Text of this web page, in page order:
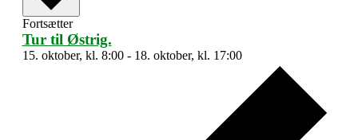
Fortsætter
Tur til Østrig.
15. oktober, kl. 8:00- 18. oktober, kl. 17:00